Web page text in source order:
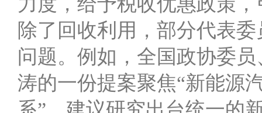
除了回收利用，部分代表
问题。例如，全国政协委
涛的一份提案聚焦“新能源